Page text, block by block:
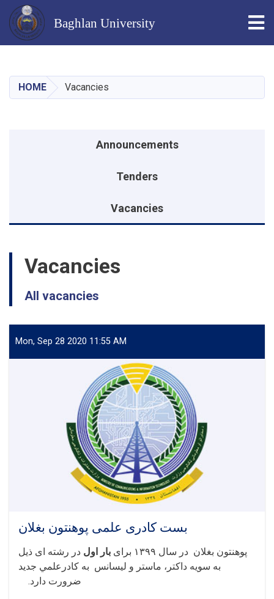
content
Baghlan University
HOME Vacancies
Announcements
Tenders
Vacancies
Vacancies
All vacancies
Mon, Sep 28 2020 11:55 AM
بست کادری علمی پوهنتون بغلان
پوهنتون بغلان در سال ۱۳۹۹ برای بار اول در رشته ای ذيل
به سويه داکتر، ماستر و لیسانس به کادرعلمي جديد
ضرورت دارد.